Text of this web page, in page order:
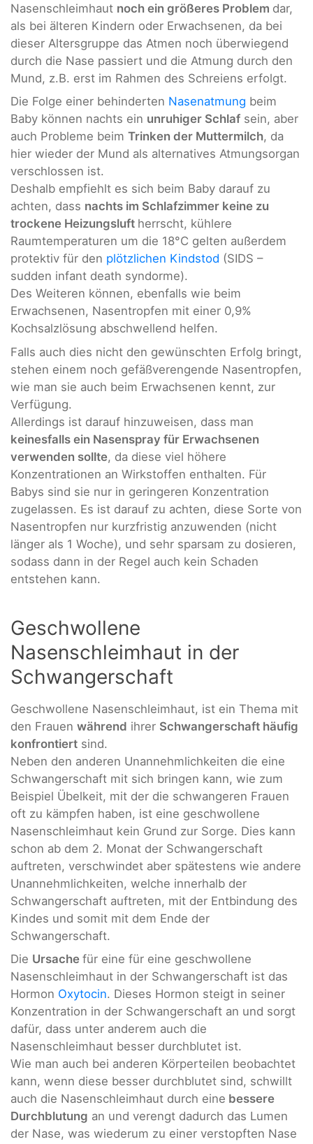
Nasenschleimhaut noch ein größeres Problem dar,
als bei älteren Kindern oder Erwachsenen, da bei
dieser Altersgruppe das Atmen noch überwiegend
durch die Nase passiert und die Atmung durch den
Mund, z.B. erst im Rahmen des Schreiens erfolgt.
Die Folge einer behinderten Nasenatmung beim
Baby können nachts ein unruhiger Schlaf sein, aber
auch Probleme beim Trinken der Muttermilch, da
hier wieder der Mund als alternatives Atmungsorgan
verschlossen ist.
Deshalb empfiehlt es sich beim Baby darauf zu
achten, dass nachts im Schlafzimmer keine zu
trockene Heizungsluft herrscht, kühlere
Raumtemperaturen um die 18°C gelten außerdem
protektiv für den plötzlichen Kindstod (SIDS –
sudden infant death syndorme).
Des Weiteren können, ebenfalls wie beim
Erwachsenen, Nasentropfen mit einer 0,9%
Kochsalzlösung abschwellend helfen.
Falls auch dies nicht den gewünschten Erfolg bringt,
stehen einem noch gefäßverengende Nasentropfen,
wie man sie auch beim Erwachsenen kennt, zur
Verfügung.
Allerdings ist darauf hinzuweisen, dass man
keinesfalls ein Nasenspray für Erwachsenen
verwenden sollte, da diese viel höhere
Konzentrationen an Wirkstoffen enthalten. Für
Babys sind sie nur in geringeren Konzentration
zugelassen. Es ist darauf zu achten, diese Sorte von
Nasentropfen nur kurzfristig anzuwenden (nicht
länger als 1 Woche), und sehr sparsam zu dosieren,
sodass dann in der Regel auch kein Schaden
entstehen kann.
Geschwollene
Nasenschleimhaut in der
Schwangerschaft
Geschwollene Nasenschleimhaut, ist ein Thema mit
den Frauen während ihrer Schwangerschaft häufig
konfrontiert sind.
Neben den anderen Unannehmlichkeiten die eine
Schwangerschaft mit sich bringen kann, wie zum
Beispiel Übelkeit, mit der die schwangeren Frauen
oft zu kämpfen haben, ist eine geschwollene
Nasenschleimhaut kein Grund zur Sorge. Dies kann
schon ab dem 2. Monat der Schwangerschaft
auftreten, verschwindet aber spätestens wie andere
Unannehmlichkeiten, welche innerhalb der
Schwangerschaft auftreten, mit der Entbindung des
Kindes und somit mit dem Ende der
Schwangerschaft.
Die Ursache für eine für eine geschwollene
Nasenschleimhaut in der Schwangerschaft ist das
Hormon Oxytocin. Dieses Hormon steigt in seiner
Konzentration in der Schwangerschaft an und sorgt
dafür, dass unter anderem auch die
Nasenschleimhaut besser durchblutet ist.
Wie man auch bei anderen Körperteilen beobachtet
kann, wenn diese besser durchblutet sind, schwillt
auch die Nasenschleimhaut durch eine bessere
Durchblutung an und verengt dadurch das Lumen
der Nase, was wiederum zu einer verstopften Nase